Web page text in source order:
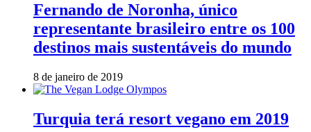
Fernando de Noronha, único
representante brasileiro entre os 100
destinos mais sustentáveis do mundo
8 de janeiro de 2019
Turquia terá resort vegano em 2019